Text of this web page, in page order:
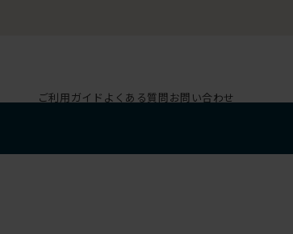
ご利用ガイド よくある質問お問い合わせ